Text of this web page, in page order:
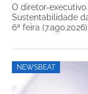
O diretor-
Sustentabilidade
6ª feira
NEWSBEAT